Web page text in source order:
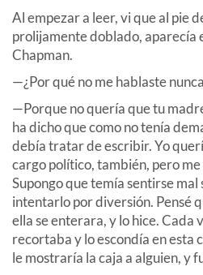
Al empezar a leer, vi que al pie
prolijamente doblado, aparecía
Chapman.
—¿Por qué no me hablaste
—Porque no quería que tu
ha dicho que como no tenía
debía tratar de escribir. Yo
cargo político, también, pero
Supongo que temía sentirse mal
intentarlo por diversión. Pensé
ella se enterara, y lo hice. Cada
recortaba y lo escondía en esta
le mostraría la caja a alguien, y